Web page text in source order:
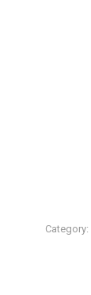
Category: